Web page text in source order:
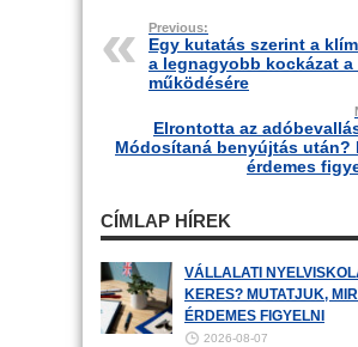
Previous:
Egy kutatás szerint a
a legnagyobb kockázat
működésére
Elrontotta az
Módosítaná benyújtás után?
érdemes
CÍMLAP HÍREK
VÁLLALATI
KERES? MUTATJUK,
ÉRDEMES FIGYELNI
2026-08-07